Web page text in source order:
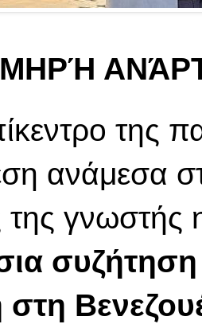
της
ανάμεσα
γνωστής
στη